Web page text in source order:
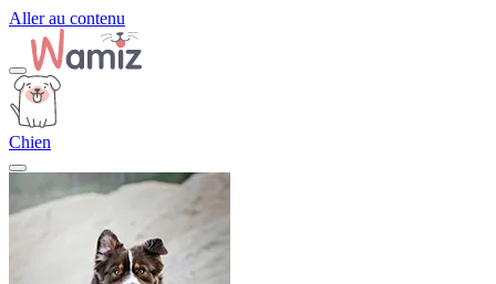
Aller au contenu
Chien